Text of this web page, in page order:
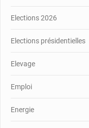
Elections 2026
Elections présidentielles
Elevage
Emploi
Energie